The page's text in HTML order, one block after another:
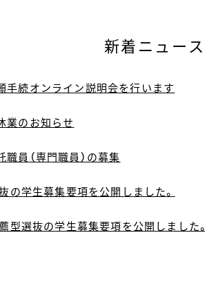
新着ニュース
手続オンライン説明会を行います
業のお知らせ
員（専門職員）の募集
の学生募集要項を公開しました。
型選抜の学生募集要項を公開しました。